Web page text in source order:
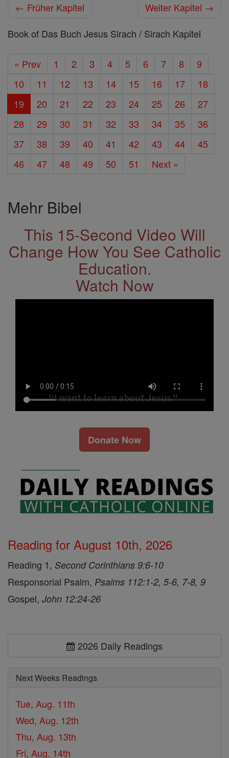
← Früher Kapitel
Weiter Kapitel →
Book of Das Buch Jesus Sirach / Sirach Kapitel
« Prev 1 2 3 4 5 6 7 8
9
10
11 12 13 14 15 16 17
18
19
20 21 22 23 24 25 26
27
28
29 30 31 32 33 34 35
36
37
38 39 40 41 42 43 44
45
46
47 48 49 50 51 Next »
Mehr Bibel
This 15-Second Video Will
Change How You See Catholic
Education.
Watch Now
Donate Now
Reading for August 10th, 2026
Reading 1, Second Corinthians 9:6-10
Responsorial Psalm, Psalms 112:1-2, 5-6, 7-8, 9
Gospel, John 12:24-26
2026 Daily Readings
Next Weeks Readings
Tue, Aug. 11th
Wed, Aug. 12th
Thu, Aug. 13th
Fri, Aug. 14th